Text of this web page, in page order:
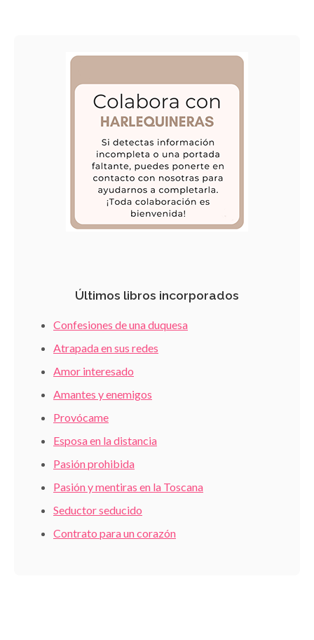
Últimos libros incorporados
Confesiones de una duquesa
Atrapada en sus redes
Amor interesado
Amantes y enemigos
Provócame
Esposa en la distancia
Pasión prohibida
Pasión y mentiras en la Toscana
Seductor seducido
Contrato para un corazón